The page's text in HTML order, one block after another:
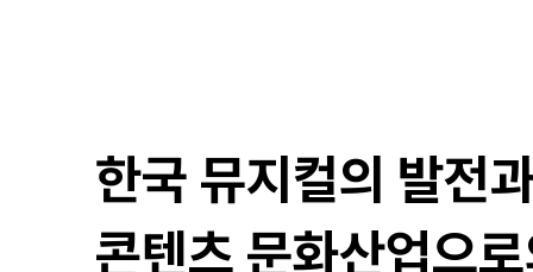
한국 뮤지컬의 발전
콘텐츠 문화산업으